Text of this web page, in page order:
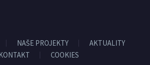
NAŠE PROJEKTY
AKTUALITY
COOKIES